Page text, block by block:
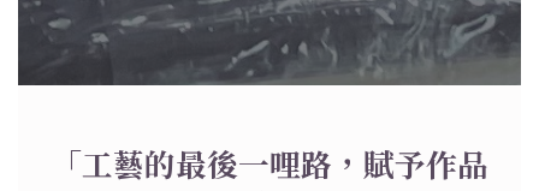
「工藝的最後一哩路，賦予作品